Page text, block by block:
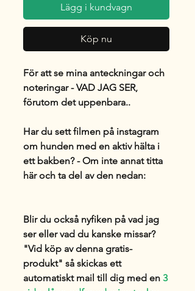
Lägg i kundvagn
Köp nu
För att se mina anteckningar och
noteringar - VAD JAG SER,
förutom det uppenbara..
Har du sett filmen på instagram
om hunden med en aktiv hälta i
ett bakben? - Om inte annat titta
här och ta del av den nedan:
Blir du också nyfiken på vad jag
ser ellervad du kanske missar?
"Vid köp av denna gratis-
produkt" så skickas ett
automatiskt mail till dig med en 3